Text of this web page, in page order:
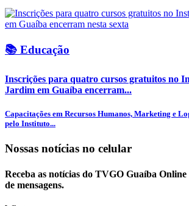
📚 Educação
Inscrições para quatro cursos gratuitos no
Jardim em Guaíba encerram...
Capacitações em Recursos Humanos, Marketing e
pelo Instituto...
Nossas notícias no celular
Receba as notícias do TVGO Guaíba
de mensagens.